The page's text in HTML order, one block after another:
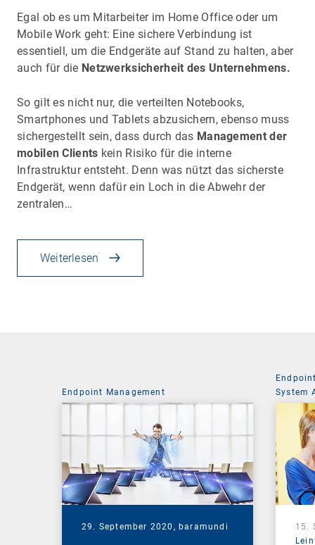
Egal ob es um Mitarbeiter im Home Office oder um
Mobile Work geht: Eine sichere Verbindung ist
essentiell, um die Endgeräte auf Stand zu halten, aber
auch für die Netzwerksicherheit des Unternehmens.
So gilt es nicht nur, die verteilten Notebooks,
Smartphones und Tablets abzusichern, ebenso muss
sichergestellt sein, dass durch das Management der
mobilen Clients kein Risiko für die interne
Infrastruktur entsteht. Denn was nützt das sicherste
Endgerät, wenn dafür ein Loch in die Abwehr der
zentralen…
Weiterlesen
Endpoint Management
29. September 2020, baramundi
System
15.